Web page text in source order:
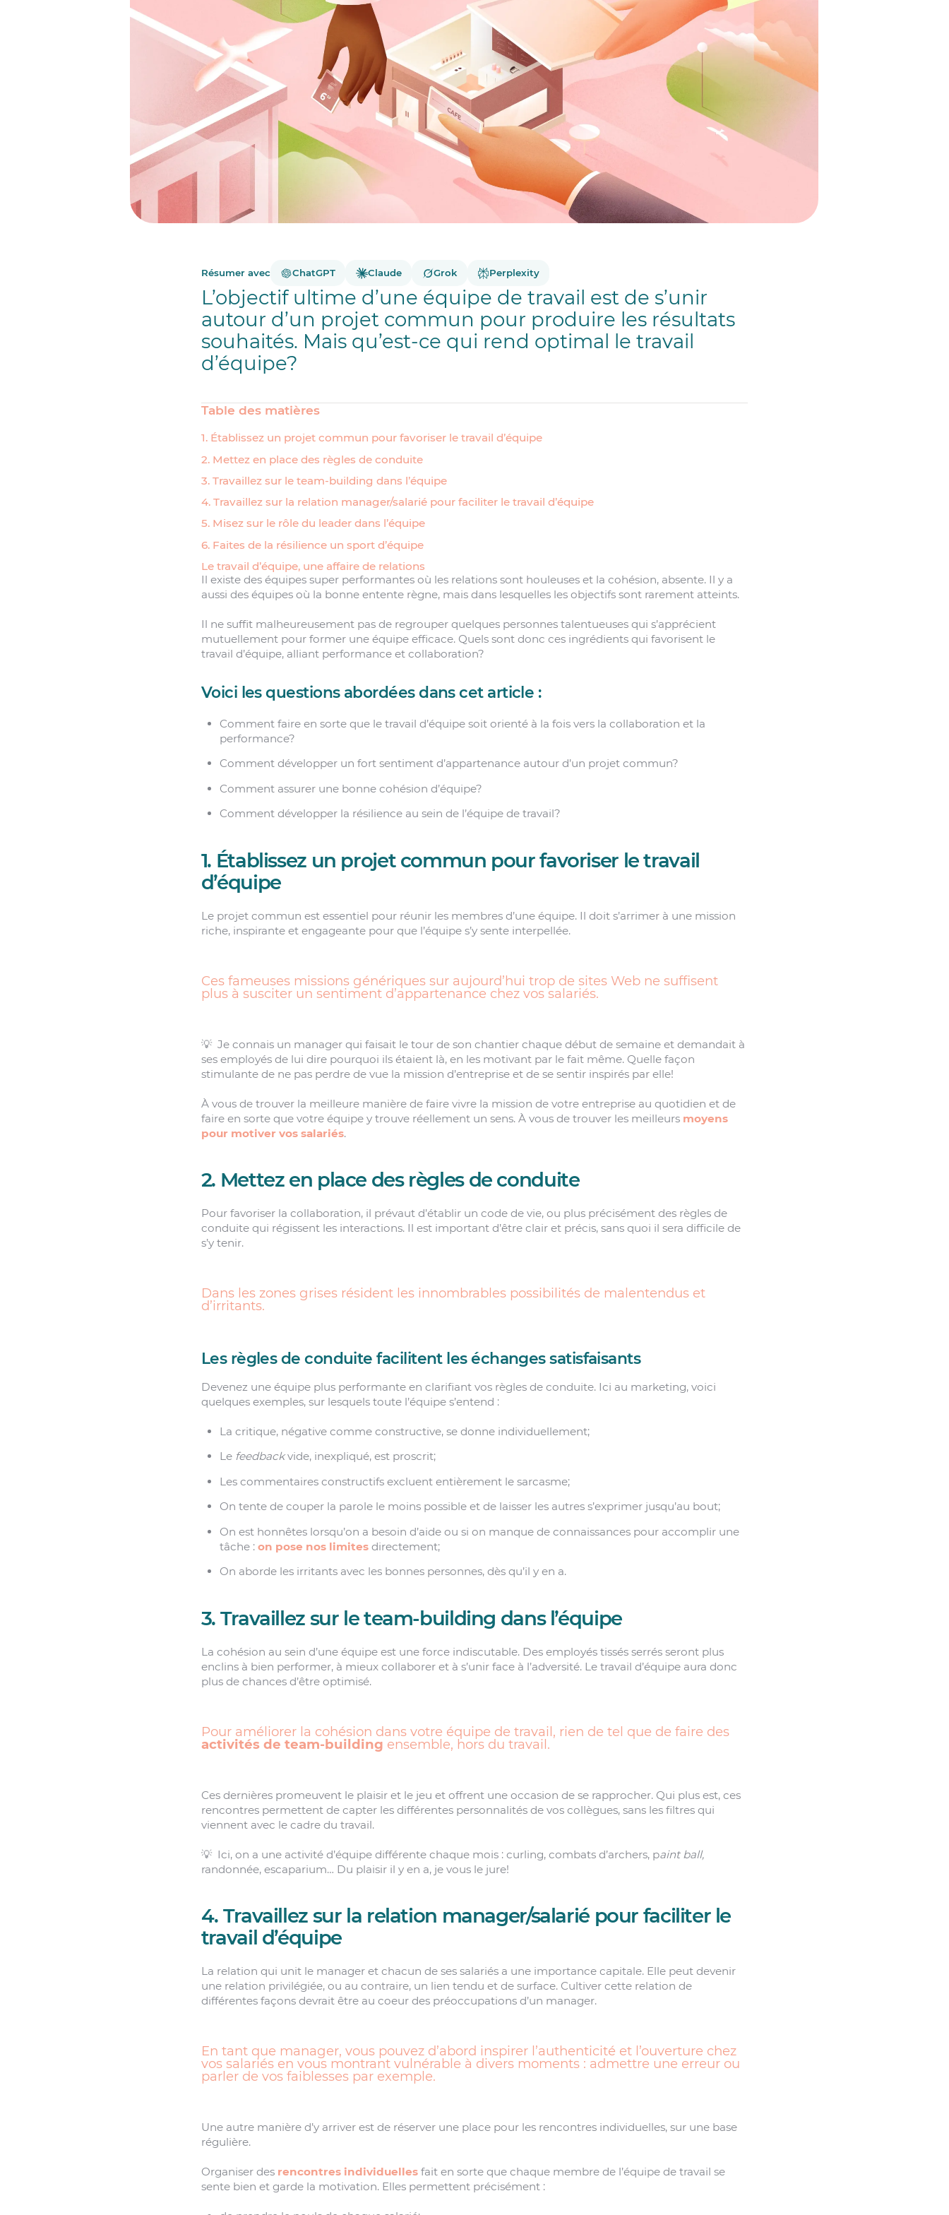
Résumer avec ChatGPT Claude Grok Perplexity
L’objectif ultime d’une équipe de travail est de s’unir
autour d’un projet commun pour produire les résultats
souhaités. Mais qu’est-ce qui rend optimal le travail
d’équipe?
Table des matières
1. Établissez un projet commun pour favoriser le travail d’équipe
2. Mettez en place des règles de conduite
3. Travaillez sur le team-building dans l’équipe
4. Travaillez sur la relation manager/salarié pour faciliter le travail d’équipe
5. Misez sur le rôle du leader dans l’équipe
6. Faites de la résilience un sport d’équipe
Le travail d’équipe, une affaire de relations
Il existe des équipes super performantes où les relations sont houleuses et la cohésion, absente. Il y a
aussi des équipes où la bonne entente règne, mais dans lesquelles les objectifs sont rarement atteints.
Il ne suffit malheureusement pas de regrouper quelques personnes talentueuses qui s’apprécient
mutuellement pour former une équipe efficace. Quels sont donc ces ingrédients qui favorisent le
travail d’équipe, alliant performance et collaboration?
Voici les questions abordées dans cet article :
Comment faire en sorte que le travail d’équipe soit orienté à la fois vers la collaboration et la
performance?
Comment développer un fort sentiment d’appartenance autour d’un projet commun?
Comment assurer une bonne cohésion d’équipe?
Comment développer la résilience au sein de l’équipe de travail?
1. Établissez un projet commun pour favoriser le travail
d’équipe
Le projet commun est essentiel pour réunir les membres d’une équipe. Il doit s’arrimer à une mission
riche, inspirante et engageante pour que l’équipe s’y sente interpellée.
Ces fameuses missions génériques sur aujourd’hui trop de sites Web ne suffisent
plus à susciter un sentiment d’appartenance chez vos salariés.
💡 Je connais un manager qui faisait le tour de son chantier chaque début de semaine et demandait à
ses employés de lui dire pourquoi ils étaient là, en les motivant par le fait même. Quelle façon
stimulante de ne pas perdre de vue la mission d’entreprise et de se sentir inspirés par elle!
À vous de trouver la meilleure manière de faire vivre la mission de votre entreprise au quotidien et de
faire en sorte que votre équipe y trouve réellement un sens. À vous de trouver les meilleurs moyens
pour motiver vos salariés.
2. Mettez en place des règles de conduite
Pour favoriser la collaboration, il prévaut d’établir un code de vie, ou plus précisément des règles de
conduite qui régissent les interactions. Il est important d’être clair et précis, sans quoi il sera difficile de
s’y tenir.
Dans les zones grises résident les innombrables possibilités de malentendus et
d’irritants.
Les règles de conduite facilitent les échanges satisfaisants
Devenez une équipe plus performante en clarifiant vos règles de conduite. Ici au marketing, voici
quelques exemples, sur lesquels toute l’équipe s’entend :
La critique, négative comme constructive, se donne individuellement;
Le feedbackvide, inexpliqué, est proscrit;
Les commentaires constructifs excluent entièrement le sarcasme;
On tente de couper la parole le moins possible et de laisser les autres s’exprimer jusqu’au bout;
On est honnêtes lorsqu’on a besoin d’aide ou si on manque de connaissances pour accomplir une
tâche :on pose nos limites directement;
On aborde les irritants avec les bonnes personnes, dès qu’il y en a.
3. Travaillez sur le team-building dans l’équipe
La cohésion au sein d’une équipe est une force indiscutable. Des employés tissés serrés seront plus
enclins à bien performer, à mieux collaborer et à s’unir face à l’adversité. Le travail d’équipe aura donc
plus de chances d’être optimisé.
Pour améliorer la cohésion dans votre équipe de travail, rien de tel que de faire des
activités de team-building ensemble, hors du travail.
Ces dernières promeuvent le plaisir et le jeu et offrent une occasion de se rapprocher. Qui plus est, ces
rencontres permettent de capter les différentes personnalités de vos collègues, sans les filtres qui
viennent avec le cadre du travail.
💡 Ici, on a une activité d’équipe différente chaque mois : curling, combats d’archers, paint ball,
randonnée, escaparium… Du plaisir il y en a, je vous le jure!
4. Travaillez sur la relation manager/salarié pour faciliter le
travail d’équipe
La relation qui unit le manager et chacun de ses salariés a une importance capitale. Elle peut devenir
une relation privilégiée, ou au contraire, un lien tendu et de surface. Cultiver cette relation de
différentes façons devrait être au coeur des préoccupations d’un manager.
En tant que manager, vous pouvez d’abord inspirer l’authenticité et l’ouverture chez
vos salariés en vous montrant vulnérable à divers moments : admettre une erreur ou
parler de vos faiblesses par exemple.
Une autre manière d’y arriver est de réserver une place pour les rencontres individuelles, sur une base
régulière.
Organiser des rencontres individuellesfait en sorte que chaque membre de l’équipe de travail se
sente bien et garde la motivation. Elles permettent précisément :